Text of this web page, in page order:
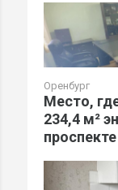
Оренбург
Место,
234,4 м²